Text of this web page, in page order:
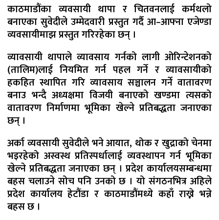
काठमाडौंका व्यवसायी थापा र चितवनलाई कर्मथलो
बनाएका सुवेदीले उम्मेदवारी प्रस्तुत गर्दै आ–आफ्ना एजेण्डा
व्यवसायीमाझ प्रस्तुत गरिरहेका छन् ।
व्यावसायी थापाले व्यावसाय गर्नको लागी ओरिन्टेशनको
(तालिम)लाई नियमित गर्न पहल गर्ने र व्यावसायीको
हकहित स्थापित गरि व्यावसाय सञ्चालन गर्ने वातावरण
बनाउ भन्दै अध्यक्षमा विजयी बनाएको खण्डमा त्यसको
वातावरण निर्माणमा भूमिका खेल्ने प्रतिबद्धता जनाएका
छन् ।
अर्का व्यवसायी सुवेदीले भने आयात, थोक र खुद्राको चेनमा
भइरहेको अस्वस्थ प्रतिस्पर्धालाई व्यवस्थापन गर्न भूमिका
खेल्ने प्रतिबद्धता जनाएका छन् । प्रदेश कार्यालयसम्बन्धमा
बहस चलाउने सोच पनि उनको छ । यो संगठनभित्र अहिले
प्रदेश कार्यालय हेटौंडा र काठमाडौंमध्ये कहाँ राख्ने भन्ने
बहस छ ।